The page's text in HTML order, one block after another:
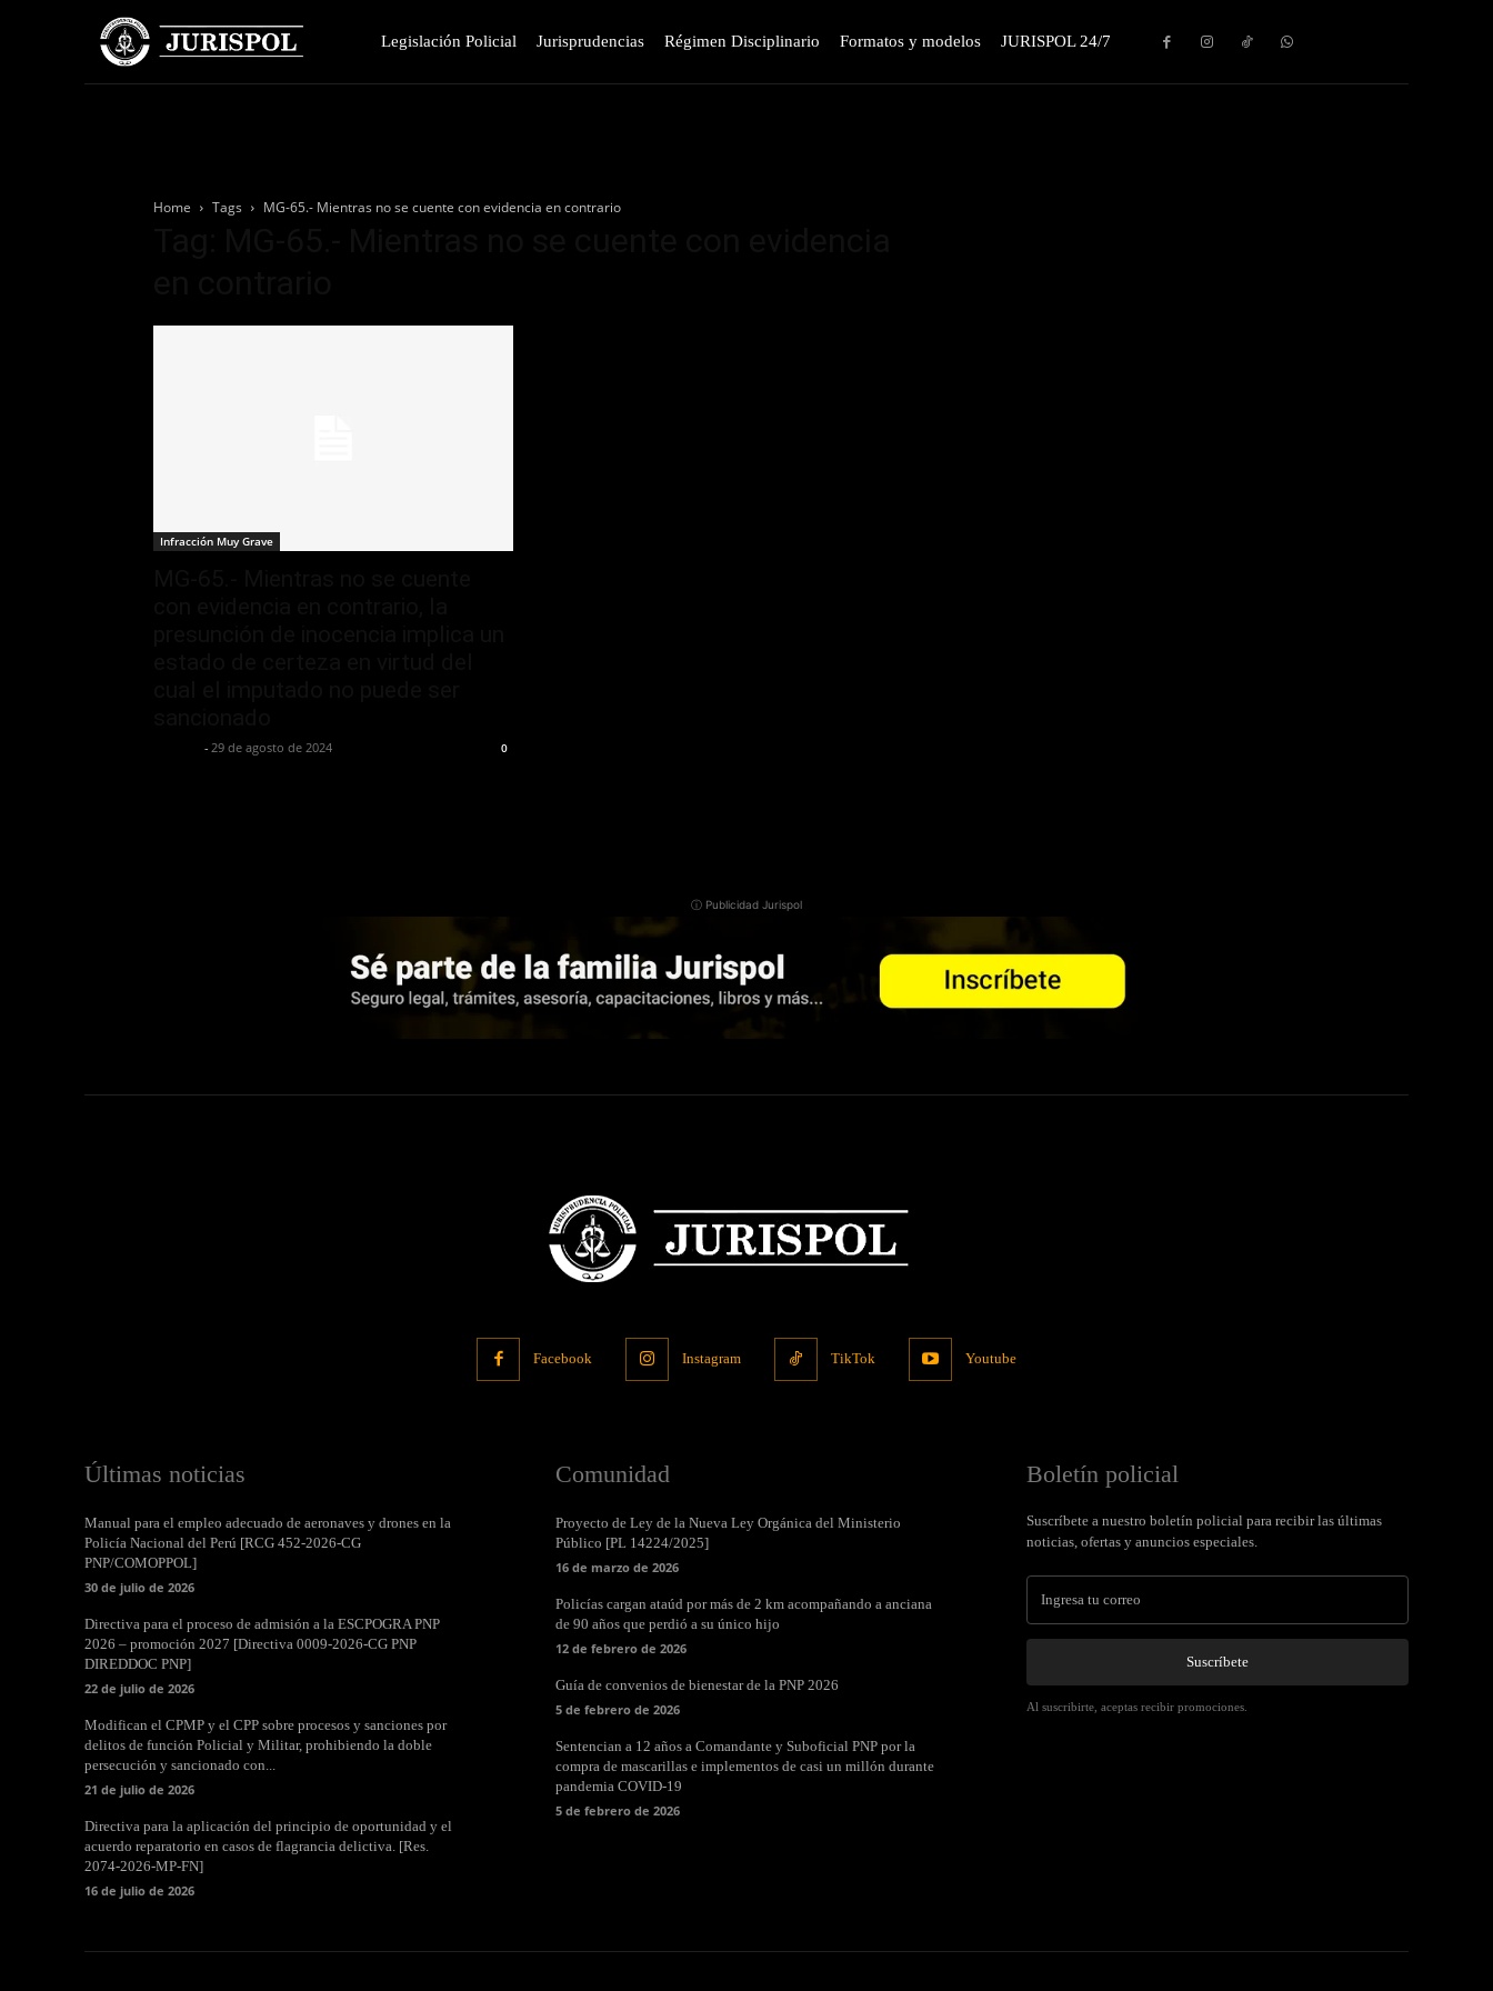
Legislación Policial Jurisprudencias Régimen Disciplinario Formatos y modelos JURISPOL 24/7
Home Tags MG-65.- Mientras no se cuente con evidencia en contrario
Infracción Muy Grave
- 29 de agosto de 2024 0
ⓘ Publicidad Jurispol
Facebook Instagram TikTok Youtube
Últimas noticias
Manual para el empleo adecuado de aeronaves y drones en la
Policía Nacional del Perú [RCG 452-2026-CG
PNP/COMOPPOL]
30 de julio de 2026
Directiva para el proceso de admisión a la ESCPOGRA PNP
2026 – promoción 2027 [Directiva 0009-2026-CG PNP
DIREDDOC PNP]
22 de julio de 2026
Modifican el CPMP y el CPP sobre procesos y sanciones por
delitos de función Policial y Militar, prohibiendo la doble
persecución y sancionado con...
21 de julio de 2026
Directiva para la aplicación del principio de oportunidad y el
acuerdo reparatorio en casos de flagrancia delictiva. [Res.
2074-2026-MP-FN]
16 de julio de 2026
Comunidad
Proyecto de Ley de la Nueva Ley Orgánica del Ministerio
Público [PL 14224/2025]
16 de marzo de 2026
Policías cargan ataúd por más de 2 km acompañando a anciana
de 90 años que perdió a su único hijo
12 de febrero de 2026
Guía de convenios de bienestar de la PNP 2026
5 de febrero de 2026
Sentencian a 12 años a Comandante y Suboficial PNP por la
compra de mascarillas e implementos de casi un millón durante
pandemia COVID-19
5 de febrero de 2026
Boletín policial
Suscríbete a nuestro boletín policial para recibir las últimas
noticias, ofertas y anuncios especiales.
Suscríbete
Al suscribirte, aceptas recibir promociones.